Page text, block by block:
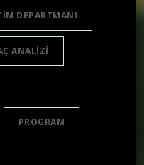
DEPARTMANI
ANALIZI
PROGRAM